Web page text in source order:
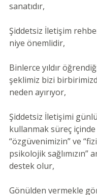
sanatıdır,
Şiddetsiz İletişim
niye önemlidir,
Binlerce yıldır
şeklimiz bizi
neden ayırıyor,
Şiddetsiz İletişimi
kullanmak süreç
“özgüvenimizin” ve
psikolojik sağlımızın”
destek olur,
Gönülden vermekle